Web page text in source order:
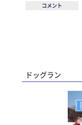
コメント
ドッグラン